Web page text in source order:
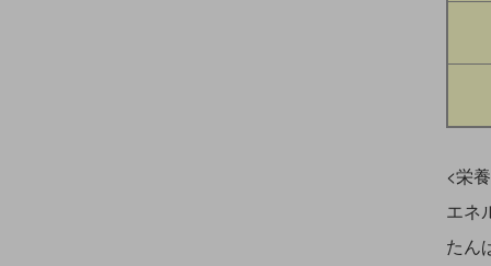
<栄
エネ
たん